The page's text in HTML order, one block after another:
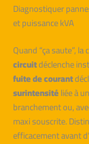
Diagnostiquer
et puissance kVA
Quand “ça saute”,
circuitdéclenche
fuite de courant
surintensitéliée à
branchement ou,
maxi souscrite.
efficacement avant